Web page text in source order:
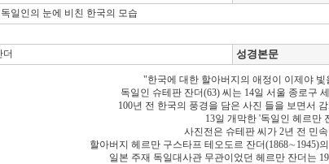
독일인의 눈에 비친 한국의 모습
더
성경본문
"한국에 대한 할아버지의 애정이 이제야
독일인 슈테판 잔더(63) 씨는 14일 서울 종로구
100년 전 한국의 풍경을 담은 사진 들을 보면서
13일 개막한 '독일인 헤르만
사진전은 슈테판 씨가 2년 전 민
할아버지 헤르만 구스타프 테오도르 잔더(1868∼1945)
일본 주재 독일대사관 무관이었던 헤르만 잔더는